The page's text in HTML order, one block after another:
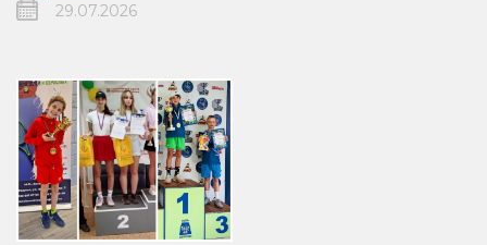
29.07.2026